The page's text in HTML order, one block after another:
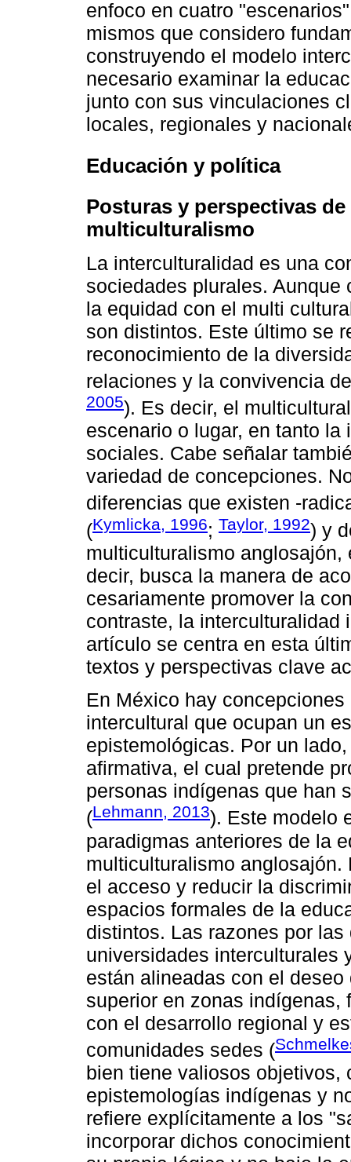
enfoco en cuatro
mismos que considero
construyendo el modelo
necesario examinar la
junto con sus vinculaciones
locales, regionales y
Educación y política
Posturas y perspectivas
multiculturalismo
La interculturalidad es una
sociedades plurales.
la equidad con el multi
son distintos. Este último se
reconocimiento de la
relaciones y la convivencia
2005). Es decir, el
escenario o lugar, en tanto
sociales. Cabe señalar
variedad de concepciones.
diferencias que existen -
(Kymlicka, 1996; Taylor, 1992) y
multiculturalismo
decir, busca la manera de
cesariamente promover la
contraste, la interculturalidad
artículo se centra en esta
textos y perspectivas clave
En México hay
intercultural que ocupan un
epistemológicas. Por un
afirmativa, el cual pretende
personas indígenas que han
(Lehmann, 2013). Este modelo
paradigmas anteriores de la
multiculturalismo
el acceso y reducir la
espacios formales de la
distintos. Las razones por
universidades interculturales
están alineadas con el
superior en zonas indígenas,
con el desarrollo regional y
comunidades sedes (
bien tiene valiosos objetivos,
epistemologías indígenas y
refiere explícitamente a los
incorporar dichos